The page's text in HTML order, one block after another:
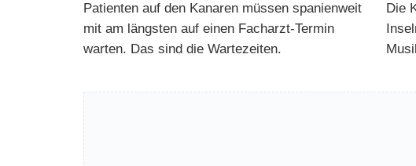
Patienten auf den Kanaren müssen spanienweit
mit am längsten auf einen Facharzt-Termin
warten. Das sind die Wartezeiten.
Die